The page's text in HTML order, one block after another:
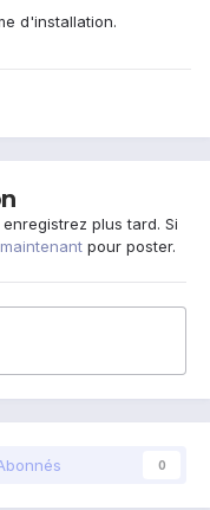
d'installation.
plus tard. Si
pour poster.
0